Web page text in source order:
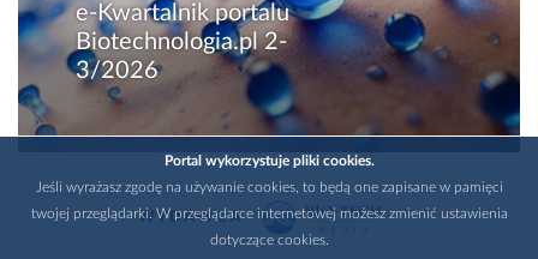
e-Kwartalnik portalu
Biotechnologia.pl 2-
3/2026
WYDAWCA
Portal wykorzystuje pliki cookies.
Jeśli wyrażasz zgodę na używanie cookies, to będą one zapisane w pamięci
twojej przeglądarki. W przeglądarce internetowej możesz zmienić ustawienia
dotyczące cookies.